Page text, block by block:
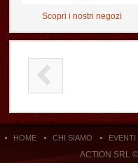
Scopri i nostri negozi
HOME CHI SIAMO EVENTI
ACTION SRL